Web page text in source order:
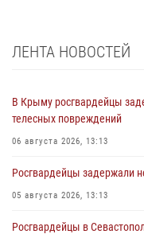
ЛЕНТА НОВОСТЕЙ
В Крыму росгвардейцы
телесных повреждений
06 августа 2026, 13:13
Росгвардейцы задержали
05 августа 2026, 13:13
Росгвардейцы в